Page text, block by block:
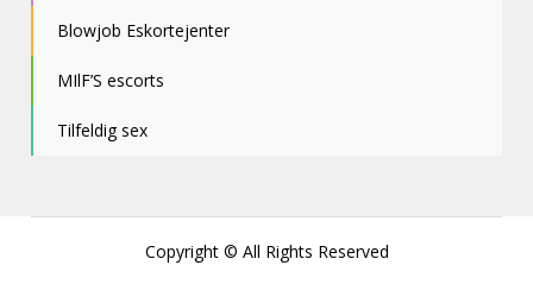
Blowjob Eskortejenter
MIlF’S escorts
Tilfeldig sex
Copyright © All Rights Reserved